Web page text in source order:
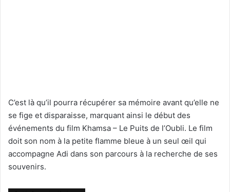
C’est là qu’il pourra récupérer sa mémoire avant qu’elle ne
se fige et disparaisse, marquant ainsi le début des
événements du film Khamsa – Le Puits de l’Oubli. Le film
doit son nom à la petite flamme bleue à un seul œil qui
accompagne Adi dans son parcours à la recherche de ses
souvenirs.